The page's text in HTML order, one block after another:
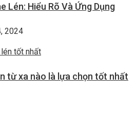
Lén: Hiểu Rõ Và Ứng Dụng
2024
từ xa nào là lựa chọn tốt nhất